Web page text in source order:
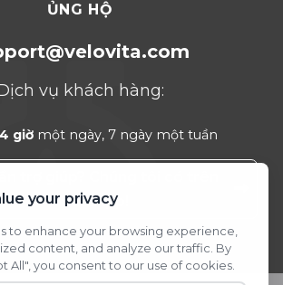
ỦNG HỘ
vụ khách hàng:
giờ một ngày, 7 ngày một tuần
WhatsApp!